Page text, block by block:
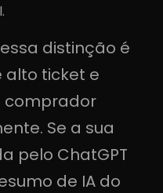
distinção é
alto ticket e
comprador
Se a sua
pelo ChatGPT
de IA do